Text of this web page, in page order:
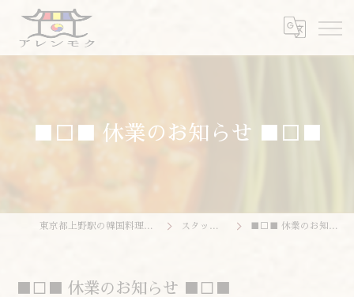
■□■ 休業のお知らせ ■□■
東京都上野駅の韓国料理ならアレンモク スタッフブログ ■□■ 休業のお知らせ ■□■
■□■ 休業のお知らせ ■□■